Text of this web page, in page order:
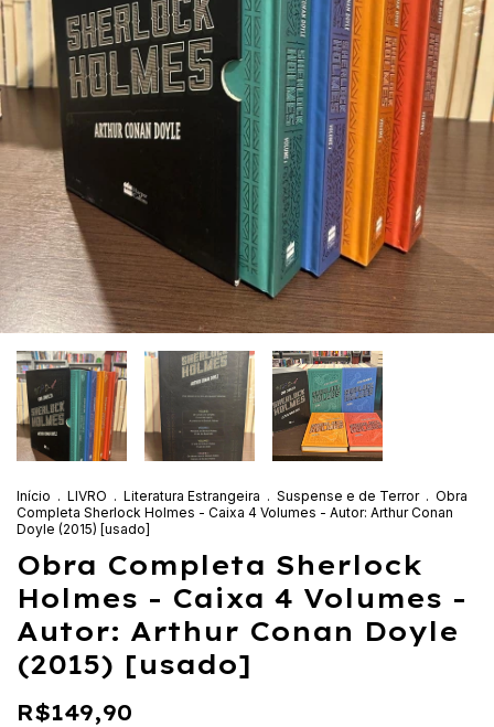
Início . LIVRO . Literatura Estrangeira . Suspense e de Terror . Obra
Completa Sherlock Holmes - Caixa 4 Volumes - Autor: Arthur Conan
Doyle (2015) [usado]
Obra Completa Sherlock
Holmes - Caixa 4 Volumes -
Autor: Arthur Conan Doyle
(2015) [usado]
R$149,90